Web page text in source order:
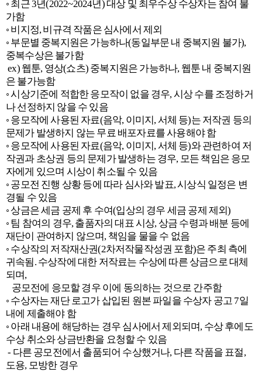
◦ 최근3년(2022~2024년)대상 및 최우수상 수상자는 참여 불
가함
◦ 비지정,비규격 작품은 심사에서 제외
◦ 부문별 중복지원은 가능하나(동일부문 내 중복지원 불가),
중복수상은 불가함
ex) 웹툰, 영상(쇼츠) 중복지원은 가능하나, 웹툰 내 중복지원
은 불가능함
◦시상기준에 적합한 응모작이 없을 경우,시상 수를 조정하거
나 선정하지 않을 수 있음
◦ 응모작에 사용된 자료(음악, 이미지, 서체 등)는 저작권 등의
문제가 발생하지 않는 무료 배포자료를 사용해야 함
◦ 응모작에 사용된 자료(음악, 이미지, 서체 등)와 관련하여 저
작권과 초상권 등의 문제가 발생하는 경우, 모든 책임은 응모
자에게 있으며 시상이 취소될 수 있음
◦ 공모전 진행 상황 등에 따라 심사와 발표,시상식 일정은 변
경될 수 있음
◦ 상금은 세금 공제 후 수여(입상의 경우 세금 공제 제외)
◦ 팀 참여의 경우,출품자의 대표 시상, 상금 수령과 배분 등에
재단이 관여하지 않으며, 책임을 물을 수 없음
◦ 수상작의 저작재산권(2차저작물작성권 포함)은 주최 측에
귀속됨. 수상작에 대한 저작료는 수상에 따른 상금으로 대체
되며,
공모전에 응모할 경우 이에 동의하는 것으로 간주함
◦ 수상자는 재단 로고가 삽입된 원본 파일을 수상자 공고 7일
내에 제출해야 함
◦ 아래 내용에 해당하는 경우 심사에서 제외되며, 수상 후에도
수상 취소와 상금반환을 요청할 수 있음
- 다른 공모전에서 출품되어 수상했거나, 다른 작품을 표절,
도용, 모방한 경우